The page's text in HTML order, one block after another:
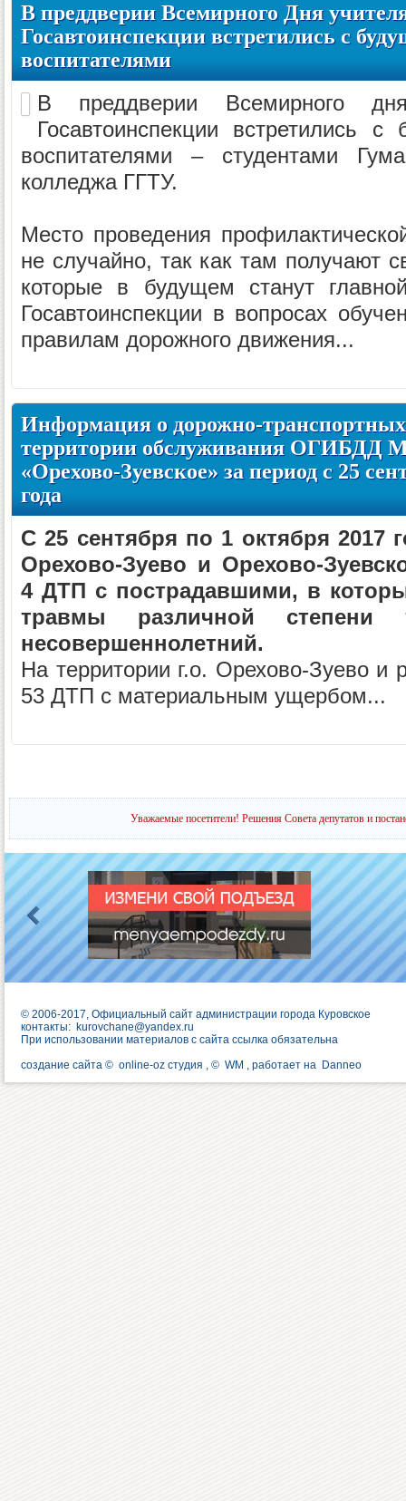
В преддверии Всемирного Дня
Госавтоинспекции встретились с
воспитателями
В преддверии Всемирного
Госавтоинспекции встретились
воспитателями – студентами
колледжа ГГТУ.
Место проведения
не случайно, так как там получают
которые в будущем станут
Госавтоинспекции в вопросах
правилам дорожного движения...
Информация о дорожно-
территории обслуживания ОГИБДД
«Орехово-Зуевское» за период с 25
года
С 25 сентября по 1 октября 2017
Орехово-Зуево и Орехово-
4 ДТП с пострадавшими, в
травмы различной
несовершеннолетний.
На территории г.о. Орехово-Зуево и
53 ДТП с материальным ущербом...
Уважаемые посетители! Решения Совета депутатов и
© 2006-2017, Официальный сайт администрации города Куровское
контакты: kurovchane@yandex.ru
При использовании материалов с сайта ссылка обязательна
создание сайта © online-oz студия , © WM , работает на Danneo